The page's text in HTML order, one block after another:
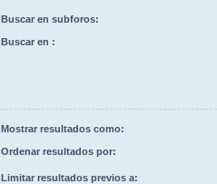
Buscar en subforos:
Buscar en :
Mostrar resultados como:
Ordenar resultados por:
Limitar resultados previos a: